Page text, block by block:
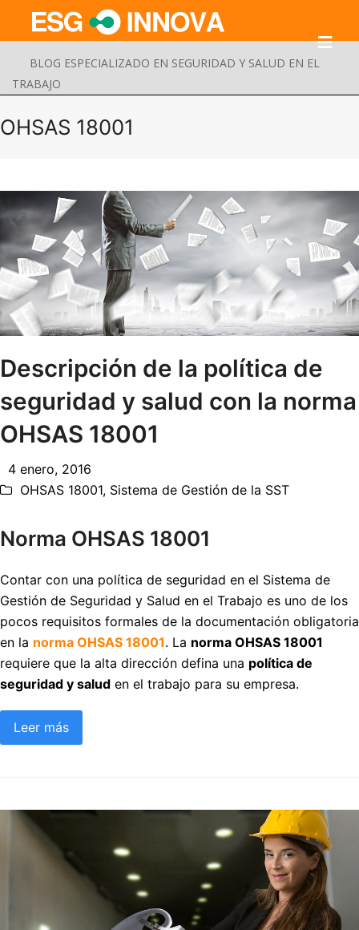
BLOG ESPECIALIZADO EN SEGURIDAD Y SALUD EN EL
TRABAJO
Buscar Enviar
OHSAS 18001
Descripción de la política de
seguridad y salud con la norma
OHSAS 18001
4 enero, 2016
OHSAS 18001, Sistema de Gestión de la SST
Norma OHSAS 18001
Contar con una política de seguridad en el Sistema de
Gestión de Seguridad y Salud en el Trabajo es uno de los
pocos requisitos formales de la documentación obligatoria
en la norma OHSAS 18001. La norma OHSAS 18001
requiere que la alta dirección defina una política de
seguridad y salud en el trabajo para su empresa.
Leer más